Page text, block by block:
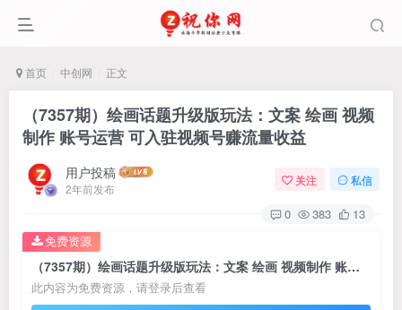
首页 中创网 正文
（7357期）绘画话题升级版玩法：文案 绘画 视频
制作 账号运营 可入驻视频号赚流量收益
用户投稿
2年前发布
关注 私信
0 383 13
（7357期）绘画话题升级版玩法：文案 绘画 视频制作 账号运营 可入驻视频号赚流量收益
此内容为免费资源，请登录后查看
免费资源